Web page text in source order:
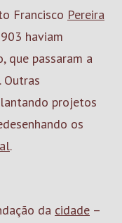
Francisco Pereira
haviam
que passaram a
projetos
os
.
da cidade –